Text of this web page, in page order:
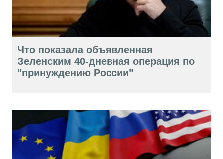
Что показала объявленная
Зеленским 40-дневная операция по
"принуждению России"